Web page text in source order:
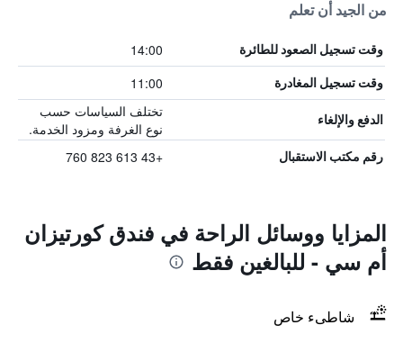
من الجيد أن تعلم
وقت تسجيل الصعود للطائرة 14:00
وقت تسجيل المغادرة 11:00
الدفع والإلغاء
تختلف السياسات حسب
نوع الغرفة ومزود الخدمة.
رقم مكتب الاستقبال +43 613 823 760
المزايا ووسائل الراحة في فندق كورتيزان
أم سي - للبالغين فقط
شاطىء خاص